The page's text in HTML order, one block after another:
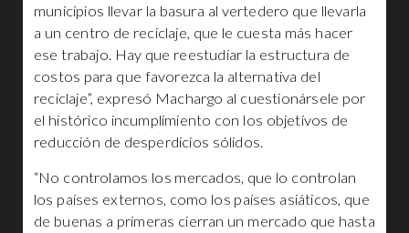
municipios llevar la basura al vertedero que llevarla
a un centro de reciclaje, que le cuesta más hacer
ese trabajo. Hay que reestudiar la estructura de
costos para que favorezca la alternativa del
reciclaje”, expresó Machargo al cuestionársele por
el histórico incumplimiento con los objetivos de
reducción de desperdicios sólidos.
“No controlamos los mercados, que lo controlan
los países externos, como los países asiáticos, que
de buenas a primeras cierran un mercado que hasta